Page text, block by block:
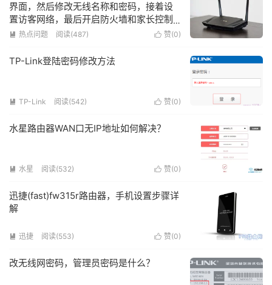
界面，然后修改无线名称和密码，接着设
置访客网络，最后开启防火墙和家长控制
功能。
 赞(0)
 热点问题 阅读(487)
TP-Link登陆密码修改方法
 赞(0)
 TP-Link 阅读(542)
水星路由器WAN口无IP地址如何解决？
 赞(0)
 水星 阅读(532)
迅捷(fast)fw315r路由器，手机设置步骤详
解
 赞(0)
 迅捷 阅读(553)
改无线网密码，管理员密码是什么？